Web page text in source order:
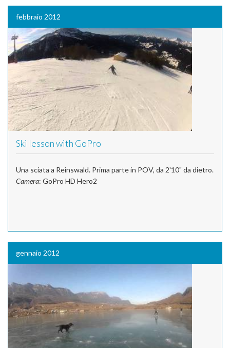
febbraio 2012
Ski lesson with GoPro
Una sciata a Reinswald. Prima parte in POV, da 2'10" da dietro.
Camera: GoPro HD Hero2
gennaio 2012